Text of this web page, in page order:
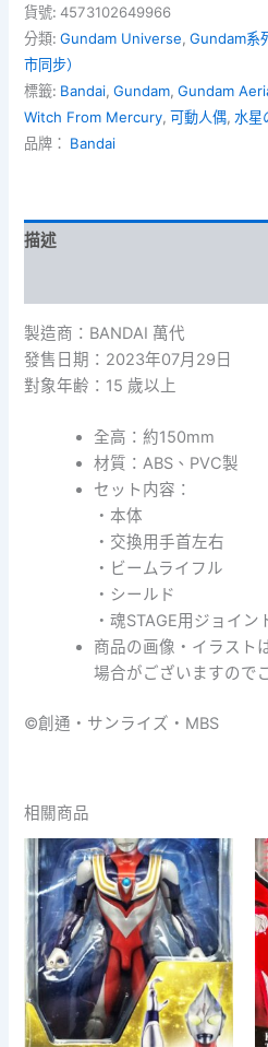
27
-
XVX-
016
Gundam
Aerial
風
數
量
貨號:4573102649966
分類:Gundam Universe,Gundam系
市同步）
標籤: Bandai,Gundam,Gundam
Witch From Mercury,可動人偶, 水星
品牌： Bandai
描述
製造商：BANDAI 萬代
發售日期：2023年07月29日
對象年齢：15 歲以上
全高：約150mm
材質：ABS、PVC製
セット内容：
・本体
・交換用手首左右
・ビームライフル
・シールド
・魂STAGE用ジョイン
商品の画像・イラスト
場合がございますので
©創通・サンライズ・MBS
相關商品